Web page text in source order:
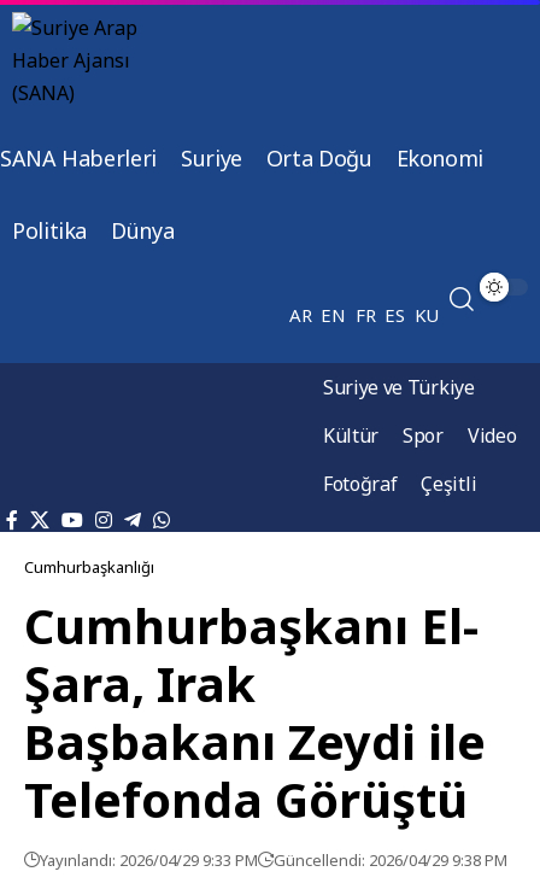
SANA Haberleri Suriye Orta Doğu Ekonomi
Politika Dünya
AR EN FR ES KU
Suriye ve Türkiye
Kültür
Spor
Video
Fotoğraf
Çeşitli
Cumhurbaşkanlığı
Cumhurbaşkanı El-
Şara, Irak
Başbakanı Zeydi ile
Telefonda Görüştü
Yayınlandı: 2026/04/29 9:33 PM Güncellendi: 2026/04/29 9:38 PM